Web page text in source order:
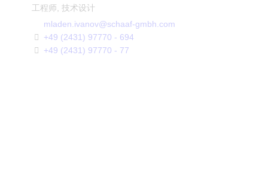
工程师, 技术设计
mladen.ivanov@schaaf-gmbh.com
+49 (2431) 97770 - 694
+49 (2431) 97770 - 77